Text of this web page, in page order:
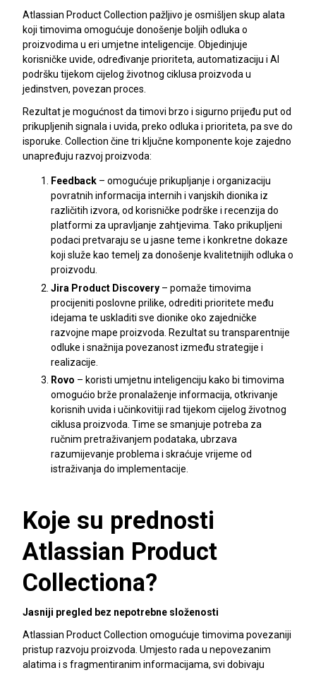
Atlassian Product Collection pažljivo je osmišljen skup alata
koji timovima omogućuje donošenje boljih odluka o
proizvodima u eri umjetne inteligencije. Objedinjuje
korisničke uvide, određivanje prioriteta, automatizaciju i AI
podršku tijekom cijelog životnog ciklusa proizvoda u
jedinstven, povezan proces.
Rezultat je mogućnost da timovi brzo i sigurno prijeđu put od
prikupljenih signala i uvida, preko odluka i prioriteta, pa sve do
isporuke. Collection čine tri ključne komponente koje zajedno
unapređuju razvoj proizvoda:
Feedback – omogućuje prikupljanje i organizaciju
povratnih informacija internih i vanjskih dionika iz
različitih izvora, od korisničke podrške i recenzija do
platformi za upravljanje zahtjevima. Tako prikupljeni
podaci pretvaraju se u jasne teme i konkretne dokaze
koji služe kao temelj za donošenje kvalitetnijih odluka o
proizvodu.
Jira Product Discovery – pomaže timovima
procijeniti poslovne prilike, odrediti prioritete među
idejama te uskladiti sve dionike oko zajedničke
razvojne mape proizvoda. Rezultat su transparentnije
odluke i snažnija povezanost između strategije i
realizacije.
Rovo – koristi umjetnu inteligenciju kako bi timovima
omogućio brže pronalaženje informacija, otkrivanje
korisnih uvida i učinkovitiji rad tijekom cijelog životnog
ciklusa proizvoda. Time se smanjuje potreba za
ručnim pretraživanjem podataka, ubrzava
razumijevanje problema i skraćuje vrijeme od
istraživanja do implementacije.
Koje su prednosti
Atlassian Product
Collectiona?
Jasniji pregled bez nepotrebne složenosti
Atlassian Product Collection omogućuje timovima povezaniji
pristup razvoju proizvoda. Umjesto rada u nepovezanim
alatima i s fragmentiranim informacijama, svi dobivaju